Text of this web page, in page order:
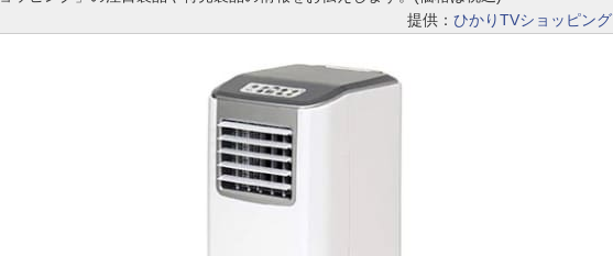
提供： ひかりTVショッピング